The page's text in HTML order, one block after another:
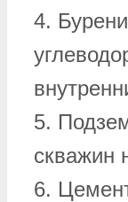
4.
5.
скважин
6.